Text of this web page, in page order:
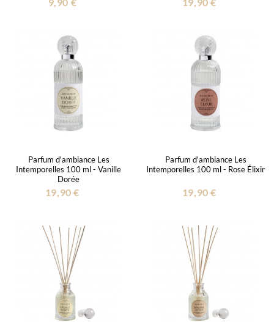
Parfum d'ambiance Les
Intemporelles 100 ml - Vanille
Dorée
19,90 €
Parfum d'ambiance Les
Intemporelles 100 ml - Rose Élixir
19,90 €